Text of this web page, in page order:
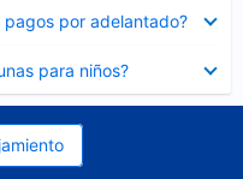
por adelantado?
para niños?